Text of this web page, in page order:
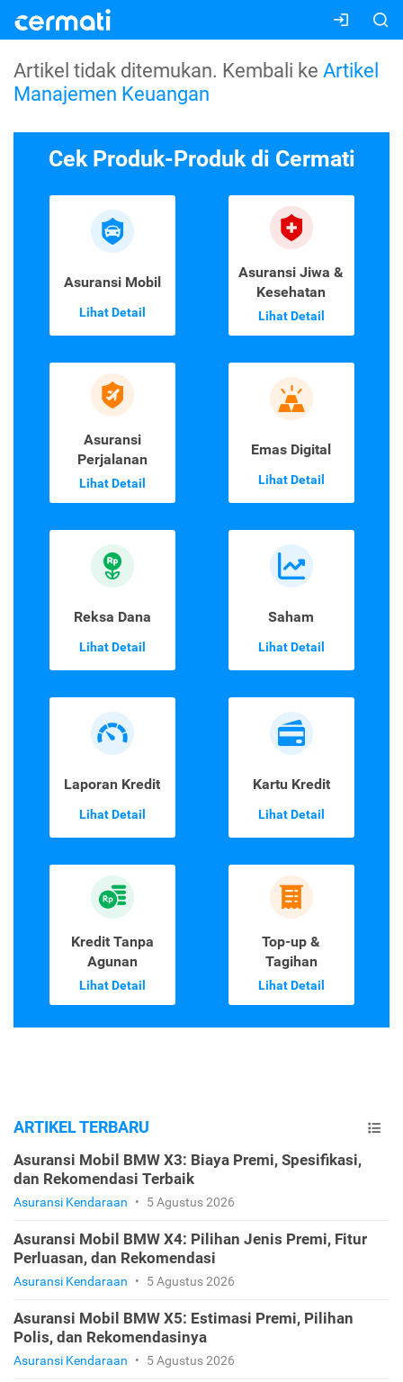
Artikel tidak ditemukan. Kembali ke Artikel
Manajemen Keuangan
Cek Produk-Produk di Cermati
Asuransi Mobil
Lihat Detail
Asuransi Jiwa &
Kesehatan
Lihat Detail
Asuransi
Perjalanan
Lihat Detail
Emas Digital
Lihat Detail
Reksa Dana
Lihat Detail
Saham
Lihat Detail
Laporan Kredit
Lihat Detail
Kartu Kredit
Lihat Detail
Kredit Tanpa
Agunan
Lihat Detail
Top-up &
Tagihan
Lihat Detail
ARTIKEL TERBARU
Asuransi Mobil BMW X3: Biaya Premi, Spesifikasi,
dan Rekomendasi Terbaik
Asuransi Kendaraan • 5 Agustus 2026
Asuransi Mobil BMW X4: Pilihan Jenis Premi, Fitur
Perluasan, dan Rekomendasi
Asuransi Kendaraan • 5 Agustus 2026
Asuransi Mobil BMW X5: Estimasi Premi, Pilihan
Polis, dan Rekomendasinya
Asuransi Kendaraan • 5 Agustus 2026